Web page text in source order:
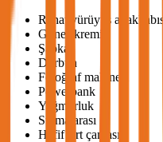
Rahat yürüyüş ayakkabısı
Güneş kremi
Şapka
Dürbün
Fotoğraf makinesi
Powerbank
Yağmurluk
Su matarası
Hafif sırt çantası